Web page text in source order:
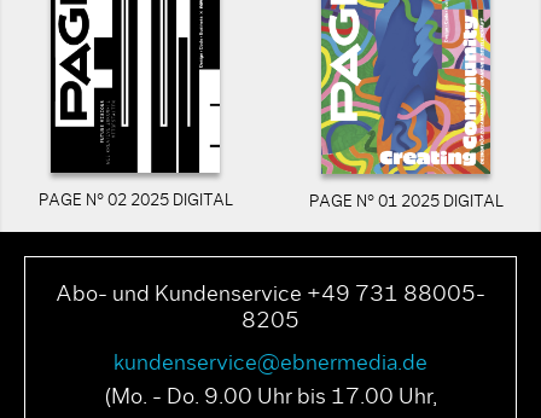
PAGE N° 02 2025 DIGITAL PAGE N° 01 2025 DIGITAL
Abo- und Kundenservice +49 731 88005-
8205
kundenservice@ebnermedia.de
(Mo. - Do. 9.00 Uhr bis 17.00 Uhr,